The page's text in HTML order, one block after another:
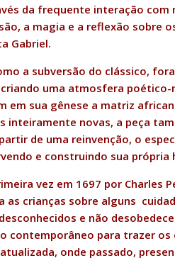
da frequente interação com
a magia e a reflexão sobre
Gabriel.
a subversão do clássico,
uma atmosfera
em sua gênese a matriz
inteiramente novas, a peça
de uma reinvenção, o
e construindo sua própria
vez em 1697 por Charles
as crianças sobre alguns
e não
contemporâneo para trazer
onde passado,